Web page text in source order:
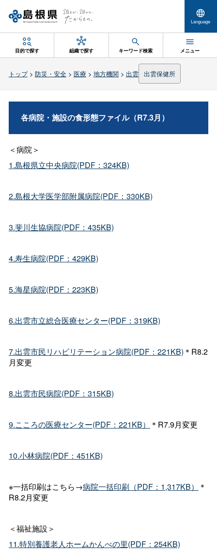
Language
目的で探す 組織で探す キーワード検索 メニュー
トップ> 防災・安全> 医療 > 地方機関> 出雲 出雲保健所
各病院・施設の食形態ファイル（R7.3月）
＜病院＞
1.島根県立中央病院(PDF：324KB)
2.島根大学医学部附属病院(PDF：330KB)
3.斐川生協病院(PDF：435KB)
4.寿生病院(PDF：429KB)
5.海星病院(PDF：223KB)
6.出雲市立総合医療センター(PDF：319KB)
7.出雲市民リハビリテーション病院(PDF：221KB) ＊R8.2
月変更
8.出雲市民病院(PDF：315KB)
9.こころの医療センター(PDF：221KB） ＊R7.9月変更
10.小林病院(PDF：451KB)
※一括印刷はこちら→病院一括印刷（PDF：1,317KB）
＊
R8.2月変更
＜福祉施設＞
11.特別養護老人ホームかんべの里(PDF：254KB)